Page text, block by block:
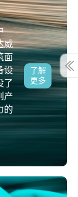
威
面
设
了
产
的
了解
更多